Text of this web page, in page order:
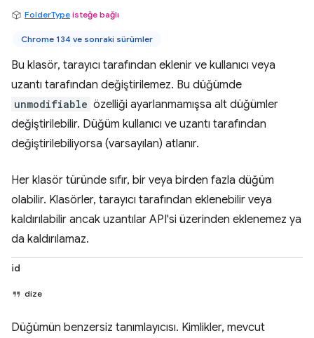
FolderType isteğe bağlı
Chrome 134 ve sonraki sürümler
Bu klasör, tarayıcı tarafından eklenir ve kullanıcı veya
uzantı tarafından değiştirilemez. Bu düğümde
unmodifiable özelliği ayarlanmamışsa alt düğümler
değiştirilebilir. Düğüm kullanıcı ve uzantı tarafından
değiştirilebiliyorsa (varsayılan) atlanır.
Her klasör türünde sıfır, bir veya birden fazla düğüm
olabilir. Klasörler, tarayıcı tarafından eklenebilir veya
kaldırılabilir ancak uzantılar API'si üzerinden eklenemez ya
da kaldırılamaz.
id
dize
Düğümün benzersiz tanımlayıcısı. Kimlikler, mevcut